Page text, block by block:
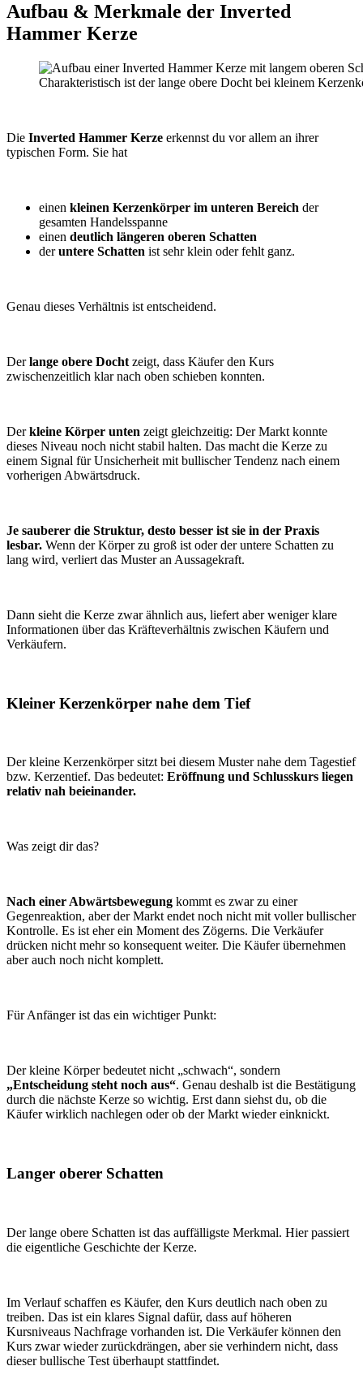
Aufbau & Merkmale der Inverted
Hammer Kerze
Charakteristisch ist der lange obere Docht bei kleinem
Die Inverted Hammer Kerze erkennst du vor allem an ihrer
typischen Form. Sie hat
einen kleinen Kerzenkörper im unteren Bereich der
gesamten Handelsspanne
einen deutlich längeren oberen Schatten
deruntere Schatten ist sehr klein oder fehlt ganz.
Genau dieses Verhältnis ist entscheidend.
Derlange obere Docht zeigt, dass Käufer den Kurs
zwischenzeitlich klar nach oben schieben konnten.
Derkleine Körper unten zeigt gleichzeitig: Der Markt konnte
dieses Niveau noch nicht stabil halten. Das macht die Kerze zu
einem Signal für Unsicherheit mit bullischer Tendenz nach einem
vorherigen Abwärtsdruck.
Je sauberer die Struktur, desto besser ist sie in der Praxis
lesbar. Wenn der Körper zu groß ist oder der untere Schatten zu
lang wird, verliert das Muster an Aussagekraft.
Dann sieht die Kerze zwar ähnlich aus, liefert aber weniger klare
Informationen über das Kräfteverhältnis zwischen Käufern und
Verkäufern.
Kleiner Kerzenkörper nahe dem Tief
Der kleine Kerzenkörper sitzt bei diesem Muster nahe dem Tagestief
bzw. Kerzentief. Das bedeutet: Eröffnung und Schlusskurs liegen
relativ nah beieinander.
Was zeigt dir das?
Nach einer Abwärtsbewegung kommt es zwar zu einer
Gegenreaktion, aber der Markt endet noch nicht mit voller bullischer
Kontrolle. Es ist eher ein Moment des Zögerns. Die Verkäufer
drücken nicht mehr so konsequent weiter. Die Käufer übernehmen
aber auch noch nicht komplett.
Für Anfänger ist das ein wichtiger Punkt:
Der kleine Körper bedeutet nicht „schwach“, sondern
„Entscheidung steht noch aus“. Genau deshalb ist die Bestätigung
durch die nächste Kerze so wichtig. Erst dann siehst du, ob die
Käufer wirklich nachlegen oder ob der Markt wieder einknickt.
Langer oberer Schatten
Der lange obere Schatten ist das auffälligste Merkmal. Hier passiert
die eigentliche Geschichte der Kerze.
Im Verlauf schaffen es Käufer, den Kurs deutlich nach oben zu
treiben. Das ist ein klares Signal dafür, dass auf höheren
Kursniveaus Nachfrage vorhanden ist. Die Verkäufer können den
Kurs zwar wieder zurückdrängen, aber sie verhindern nicht, dass
dieser bullische Test überhaupt stattfindet.